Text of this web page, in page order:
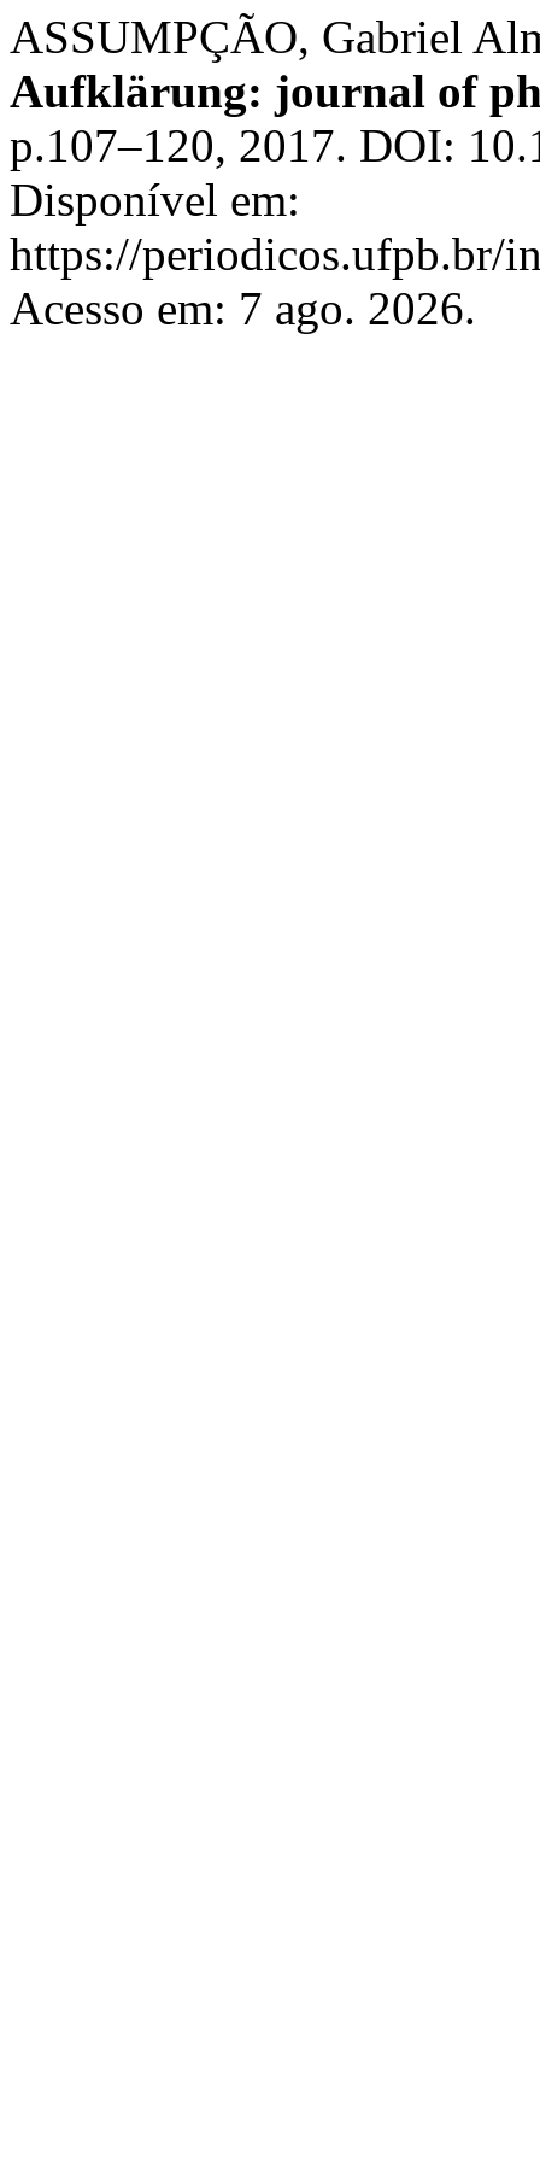
ASSUMPÇÃO, Gabriel
Aufklärung: journal of
p.107–120, 2017. DOI:
Disponível em:
https://periodicos.ufpb.br/
Acesso em: 7 ago. 2026.